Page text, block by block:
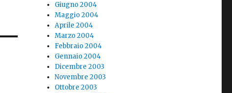
Giugno 2004
Maggio 2004
Aprile 2004
Marzo 2004
Febbraio 2004
Gennaio 2004
Dicembre 2003
Novembre 2003
Ottobre 2003